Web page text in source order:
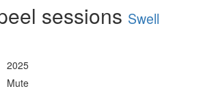
sessions Swell
2025
Mute